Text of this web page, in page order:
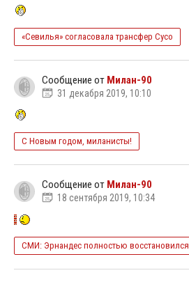
«Севилья» согласовала трансфер Сусо
Сообщение от Милан-90
31 декабря 2019, 10:10
С Новым годом, миланисты!
Сообщение от Милан-90
18 сентября 2019, 10:34
СМИ: Эрнандес полностью восстановился